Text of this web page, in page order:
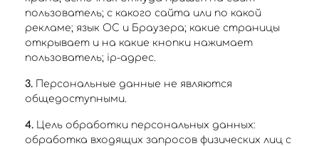
пользователь; с какого сайта или по какой
рекламе; язык ОС и Браузера; какие страницы
открывает и на какие кнопки нажимает
пользователь; ip-адрес.
3. Персональные данные не являются
общедоступными.
4. Цель обработки персональных данных:
обработка входящих запросов физических лиц с